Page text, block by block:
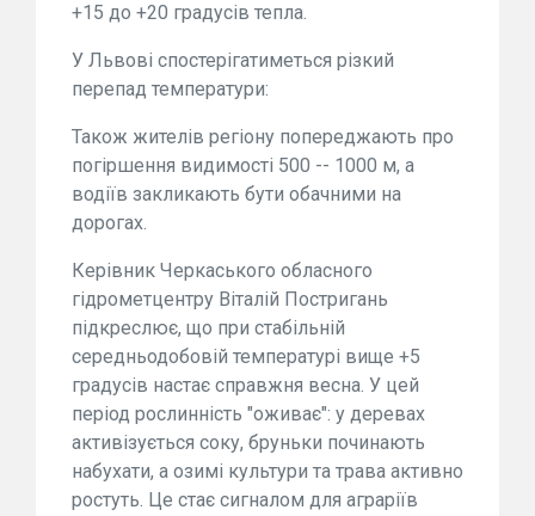
+15 до +20 градусів тепла.
У Львові спостерігатиметься різкий
перепад температури:
Також жителів регіону попереджають про
погіршення видимості 500 -- 1000 м, а
водіїв закликають бути обачними на
дорогах.
Керівник Черкаського обласного
гідрометцентру Віталій Постригань
підкреслює, що при стабільній
середньодобовій температурі вище +5
градусів настає справжня весна. У цей
період рослинність "оживає": у деревах
активізується соку, бруньки починають
набухати, а озимі культури та трава активно
ростуть. Це стає сигналом для аграріїв